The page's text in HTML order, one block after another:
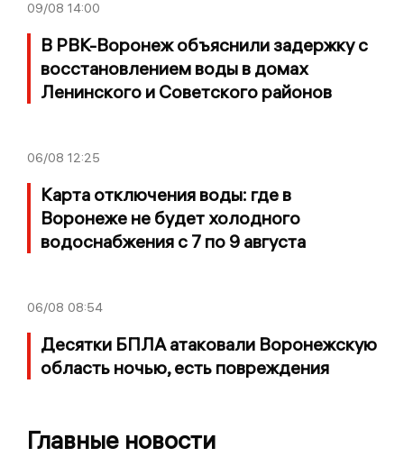
09/08 14:00
В РВК-Воронеж объяснили задержку с
восстановлением воды в домах
Ленинского и Советского районов
06/08 12:25
Карта отключения воды: где в
Воронеже не будет холодного
водоснабжения с 7 по 9 августа
06/08 08:54
Десятки БПЛА атаковали Воронежскую
область ночью, есть повреждения
Главные новости